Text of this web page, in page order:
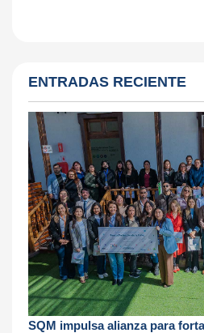
ENTRADAS RECIENTE
SQM impulsa alianza para